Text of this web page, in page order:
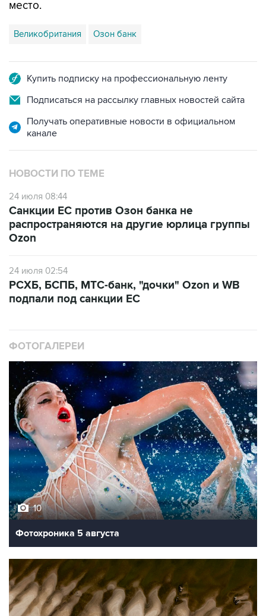
место.
Великобритания Озон банк
Купить подписку на профессиональную ленту
Подписаться на рассылку главных новостей сайта
Получать оперативные новости в официальном
канале
НОВОСТИ ПО ТЕМЕ
24 июля 08:44
Санкции ЕС против Озон банка не
распространяются на другие юрлица группы
Ozon
24 июля 02:54
РСХБ, БСПБ, МТС-банк, "дочки" Ozon и WB
подпали под санкции ЕС
ФОТОГАЛЕРЕИ
10
Фотохроника 5 августа